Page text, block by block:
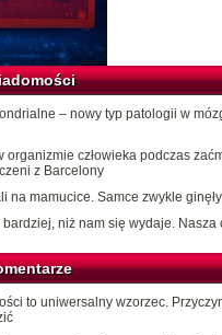
– nowy typ patologii w
organizmie człowieka podczas
z Barcelony
na mamucice. Samce zwykle
niż nam się wydaje. Nasza
to uniwersalny wzorzec.